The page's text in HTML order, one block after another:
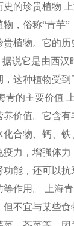
史的珍贵植物
，俗称“青芋”
植物。它的历
说它是由西汉
，这种植物受
青的主要价值
价值。它含有
化合物、钙、
力，增强体力
能，还可以
等作用。 上海
不宜与某些食